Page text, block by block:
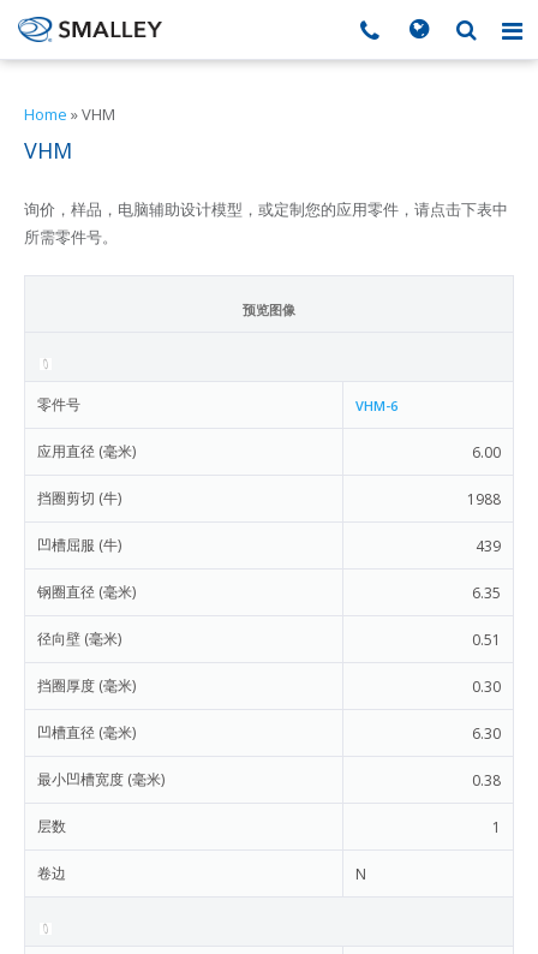
Search form
搜索
Home »VHM
VHM
询价，样品，电脑辅助设计模型，或定制您的应用零件，请点击下表中
所需零件号。
预览图像
零件号 VHM-6
应用直径 (毫米) 6.00
挡圈剪切 (牛) 1988
凹槽屈服 (牛) 439
钢圈直径 (毫米) 6.35
径向壁 (毫米) 0.51
挡圈厚度 (毫米) 0.30
凹槽直径 (毫米) 6.30
最小凹槽宽度 (毫米) 0.38
层数 1
卷边 N